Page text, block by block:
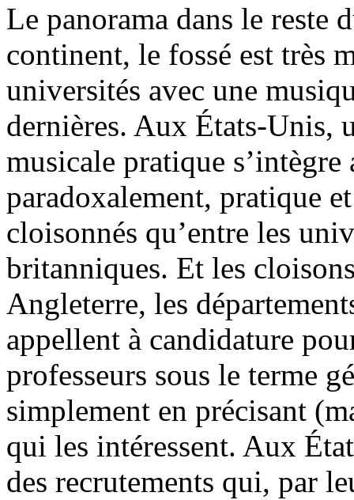
Le panorama dans le reste
continent, le fossé est très
universités avec une
dernières. Aux États-Unis,
musicale pratique
paradoxalement, pratique
cloisonnés qu’entre les
britanniques. Et les
Angleterre, les
appellent à candidature
professeurs sous le terme
simplement en précisant
qui les intéressent. Aux
des recrutements qui, par